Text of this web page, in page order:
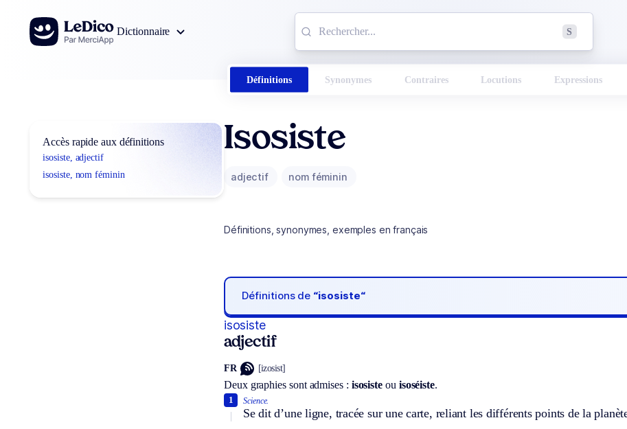
Aller au contenu
Dictionnaire
S
Définitions Synonymes Contraires Locutions Expressions
Accès rapide aux définitions
isosiste, adjectif
isosiste, nom féminin
Isosiste
adjectif nom féminin
Définitions, synonymes, exemples en français
Définitions de “isosiste“
isosiste
adjectif
FR [izosist]
Deux graphies sont admises : isosiste ou isoséiste.
Science.
Se dit d’une ligne, tracée sur une carte, reliant les différents points de la
1